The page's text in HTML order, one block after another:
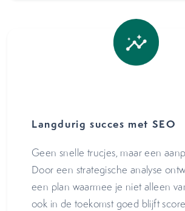
Langdurig succes met SEO
Geen snelle trucjes, maar een
Door een strategische analyse
een plan waarmee je niet alleen
ook in de toekomst goed blijft